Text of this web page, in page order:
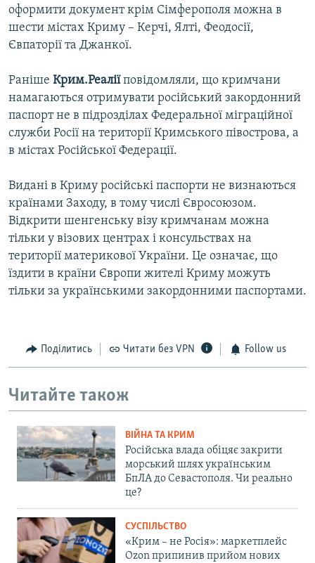
оформити документ крім Сімферополя можна в
шести містах Криму – Керчі, Ялті, Феодосії,
Євпаторії та Джанкої.
Раніше Крим.Реаліїповідомляли, що кримчани
намагаються отримувати російський закордонний
паспорт не в підрозділах Федеральної міграційної
служби Росії на території Кримського півострова, а
в містах Російської Федерації.
Видані в Криму російські паспорти не визнаються
країнами Заходу, в тому числі Євросоюзом.
Відкрити шенгенську візу кримчанам можна
тільки у візових центрах і консульствах на
території материкової України. Це означає, що
їздити в країни Європи жителі Криму можуть
тільки за українськими закордонними паспортами.
Поділитись Читати без VPN Follow us
Читайте також
ВІЙНА ТА КРИМ
Російська влада обіцяє закрити
морський шлях українським
БпЛА до Севастополя. Чи реально
це?
СУСПІЛЬСТВО
«Крим – не Росія»: маркетплейс
Ozon припинив прийом нових